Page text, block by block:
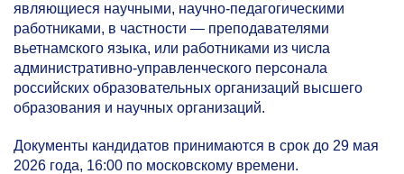
являющиеся научными, научно-педагогическими
работниками, в частности — преподавателями
вьетнамского языка, или работниками из числа
административно-управленческого персонала
российских образовательных организаций высшего
образования и научных организаций.
Документы кандидатов принимаются в срок до 29 мая
2026 года, 16:00 по московскому времени.